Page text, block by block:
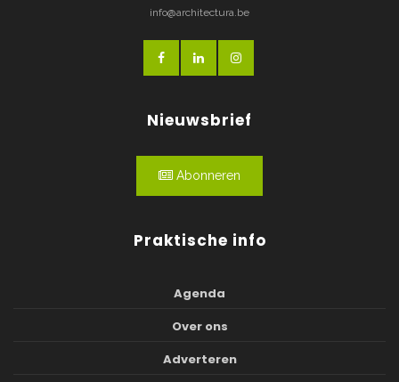
info@architectura.be
Nieuwsbrief
Abonneren
Praktische info
Agenda
Over ons
Adverteren